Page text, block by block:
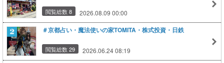
閲覧総数 8 2026.08.09 00:00
＃京都占い・魔法使いの家TOMITA・株式投資・日鉄
閲覧総数 29 2026.06.24 08:19